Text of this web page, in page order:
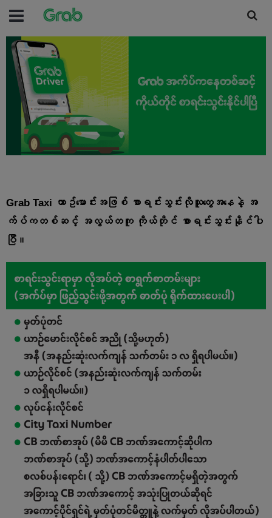
Grab Taxi ယာဥ်မောင်းအဖြစ် စာရင်းသွင်းလိုသူတွေအနေနဲ့ အ
က်ပ်ကတစ်ဆင့် အလွယ်တကူ ကိုယ်တိုင် စာရင်းသွင်းနိုင်ပါ
ပြီ။